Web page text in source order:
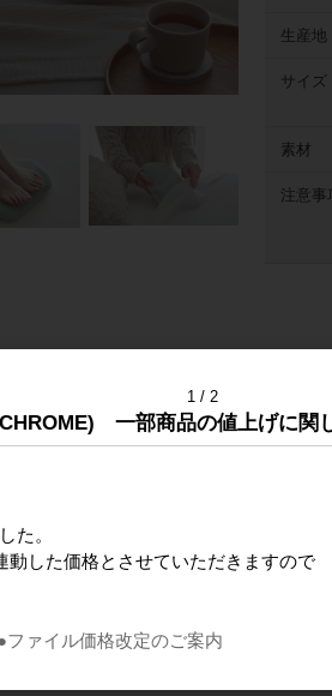
生産地
サイズ
素材
注意事
カ ジェル湯たんぽ hocca Mサイズ
1 2
一部商品の値上げに関
た。
した価格とさせていただきますので
ファイル価格改定のご案内